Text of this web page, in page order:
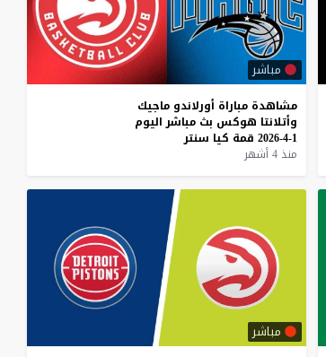
مباشر
مشاهدة مباراة أورلاندو ماجيك
وأتلانتا هوكس بث مباشر اليوم
1-4-2026
قمة كيا سنتر
منذ 4 أشهر
مباشر